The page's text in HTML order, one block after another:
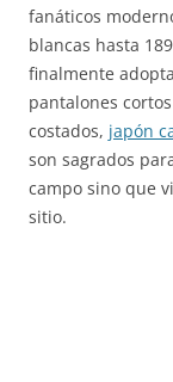
fanáticos
blancas hasta
finalmente
pantalones
costados, japón
son sagrados
campo sino que
sitio.